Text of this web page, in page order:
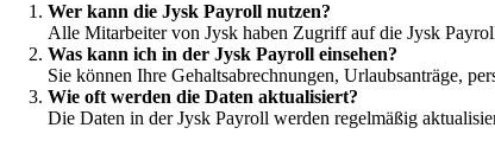
Wer kann die Jysk Payroll nutzen?
Alle Mitarbeiter von Jysk haben Zugriff auf die Jysk
Was kann ich in der Jysk Payroll einsehen?
Sie können Ihre Gehaltsabrechnungen, Urlaubsanträge,
Wie oft werden die Daten aktualisiert?
Die Daten in der Jysk Payroll werden regelmäßig